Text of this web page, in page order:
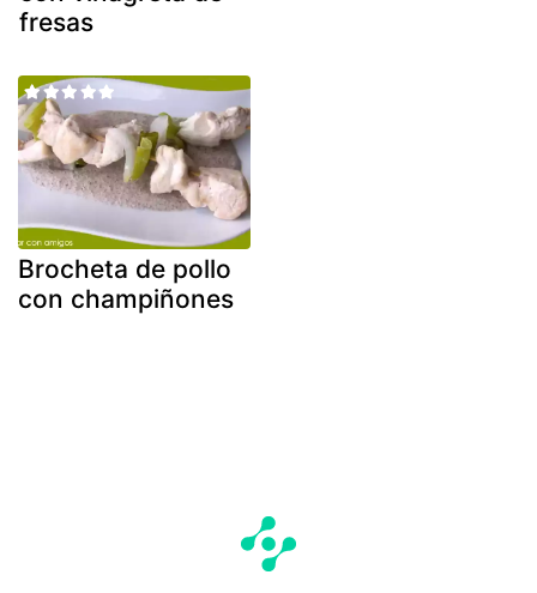
fresas
Brocheta de pollo
con champiñones